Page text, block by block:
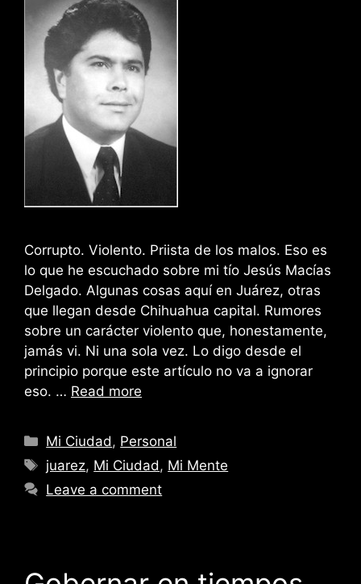
Corrupto. Violento. Priista de los malos. Eso es
lo que he escuchado sobre mi tío Jesús Macías
Delgado. Algunas cosas aquí en Juárez, otras
que llegan desde Chihuahua capital. Rumores
sobre un carácter violento que, honestamente,
jamás vi. Ni una sola vez. Lo digo desde el
principio porque este artículo no va a ignorar
eso. … Read more
Categories
Mi Ciudad , Personal
Tags
juarez, Mi Ciudad , Mi Mente
Leave a comment